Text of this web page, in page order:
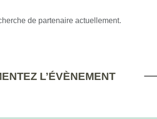
de partenaire actuellement.
L’ÉVÈNEMENT